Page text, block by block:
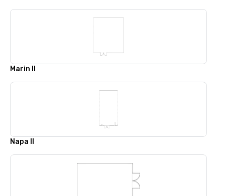
Marin II
Napa II